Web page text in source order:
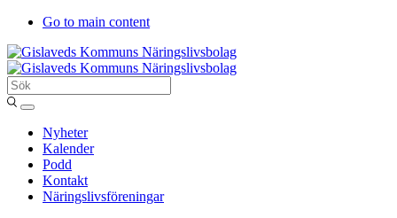
Go to main content
Sök
Entergislaved
Nyheter
Kalender
Podd
Kontakt
Näringslivsföreningar